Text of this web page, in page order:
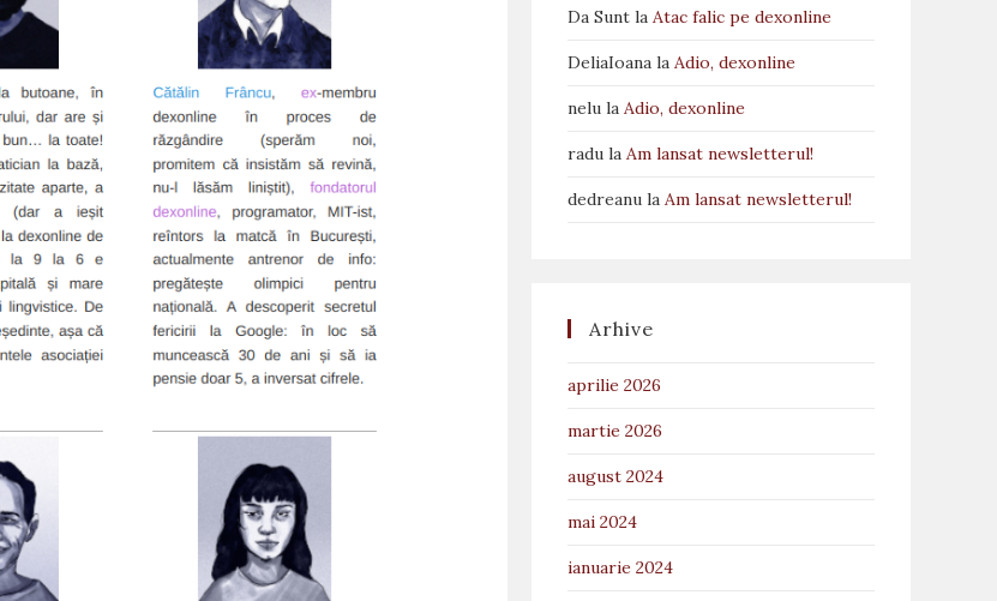
Da Sunt la Atac falic pe dexonline
DeliaIoana la Adio, dexonline
nelu la Adio, dexonline
radu la Am lansat newsletterul!
dedreanu la Am lansat newsletterul!
Arhive
aprilie 2026
martie 2026
august 2024
mai 2024
ianuarie 2024